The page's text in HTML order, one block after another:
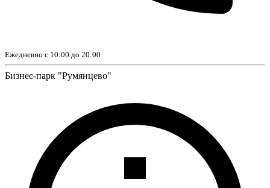
Ежедневно с 10:00 до 20:00
Бизнес-парк "Румянцево"